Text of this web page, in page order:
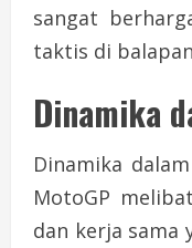
sangat
taktis di
Dinamika
Dinamika
MotoGP
dan kerja sama